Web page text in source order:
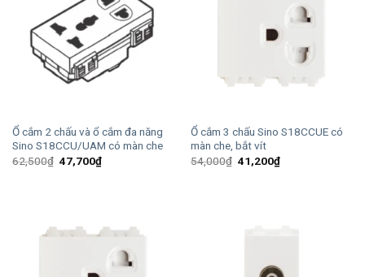
Ổ cắm 2 chấu và ổ cắm đa năng
Sino S18CCU/UAM có màn che
62,500₫ Giá
gốc
47,700₫Giá
hiện
Ổ cắm 3 chấu Sino S18CCUE có
màn che, bắt vít
54,000₫ Giá
gốc
41,200₫Giá
hiện